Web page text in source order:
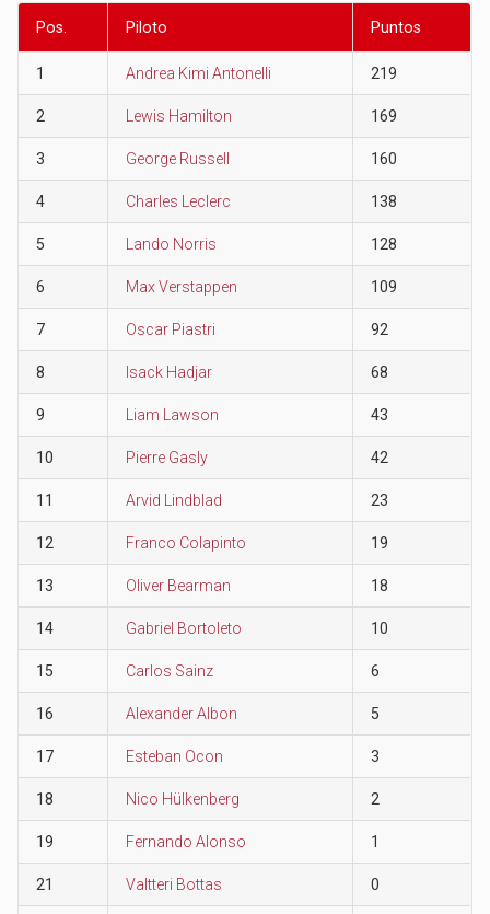
Pos. Piloto Puntos
1 Andrea Kimi Antonelli 219
2 Lewis Hamilton 169
3 George Russell 160
4 Charles Leclerc 138
5 Lando Norris 128
6 Max Verstappen 109
7 Oscar Piastri 92
8 Isack Hadjar 68
9 Liam Lawson 43
10 Pierre Gasly 42
11 Arvid Lindblad 23
12 Franco Colapinto 19
13 Oliver Bearman 18
14 Gabriel Bortoleto 10
15 Carlos Sainz 6
16 Alexander Albon 5
17 Esteban Ocon 3
18 Nico Hülkenberg 2
19 Fernando Alonso 1
21 Valtteri Bottas 0